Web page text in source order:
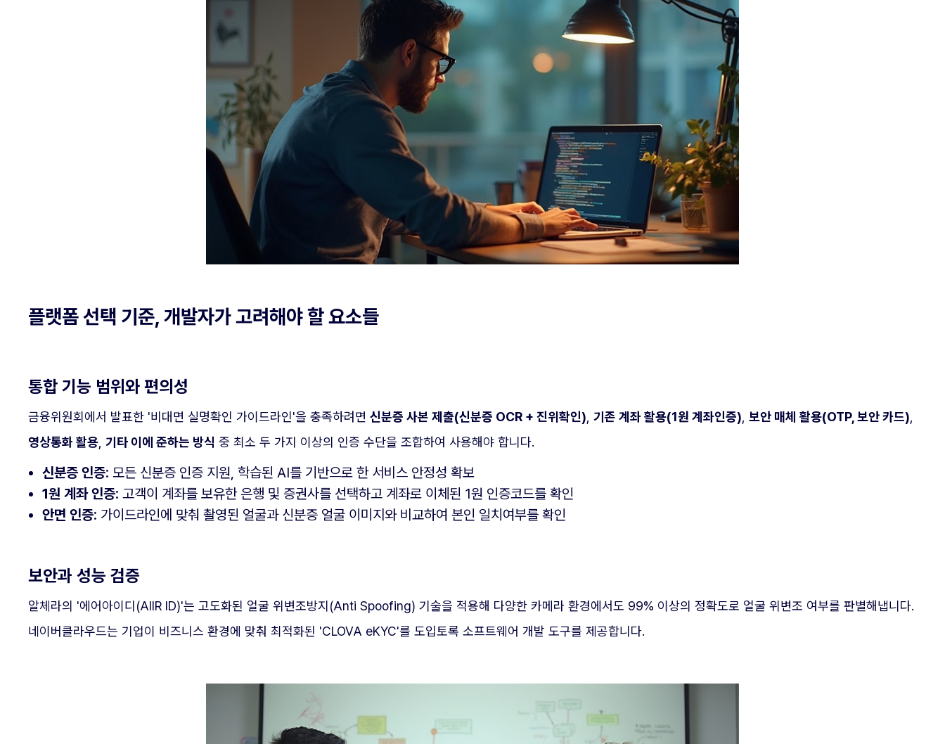
플랫폼 선택 기준, 개발자가 고려해야 할 요소들
통합 기능 범위와 편의성
금융위원회에서 발표한 '비대면 실명확인 가이드라인'을 충족하려면 신분증 사본 제출(신분증 OCR + 진위확인) 기존 계좌 활용(1원 계좌인증) 보안 매체 활용(OTP, 보안 카드)
영상통화 활용 기타 이에 준하는 방식 중 최소 두 가지 이상의 인증 수단을 조합하여 사용해야 합니다.
신분증 인증: 모든 신분증 인증 지원, 학습된 AI를 기반으로 한 서비스 안정성 확보
1원 계좌 인증: 고객이 계좌를 보유한 은행 및 증권사를 선택하고 계좌로 이체된 1원 인증코드를 확인
안면 인증: 가이드라인에 맞춰 촬영된 얼굴과 신분증 얼굴 이미지와 비교하여 본인 일치여부를 확인
보안과 성능 검증
알체라의 '에어아이디(AIIR ID)'는 고도화된 얼굴 위변조방지(Anti Spoofing) 기술을 적용해 다양한 카메라 환경에서도 99% 이상의 정확도로 얼굴 위변조 여부를 판별해냅니다.
네이버클라우드는 기업이 비즈니스 환경에 맞춰 최적화된 'CLOVA eKYC'를 도입토록 소프트웨어 개발 도구를 제공합니다.